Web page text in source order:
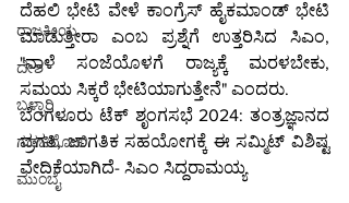
ರಾಜಕೀಯ
ದೇಶ
ಬಳ್ಳಾರಿ
ಗಡಚಿರೋಲಿ
ಮುಂಬೈ
ದೆಹಲಿ ಭೇಟಿ ವೇಳೆ ಕಾಂಗ್ರೆಸ್ ಹೈಕಮಾಂಡ್ ಭೇಟಿ
ಮಾಡುತ್ತೀರಾ ಎಂಬ ಪ್ರಶ್ನೆಗೆ ಉತ್ತರಿಸಿದ ಸಿಎಂ,
"ನಾಳೆ ಸಂಜೆಯೊಳಗೆ ರಾಜ್ಯಕ್ಕೆ ಮರಳಬೇಕು,
ಸಮಯ ಸಿಕ್ಕರೆ ಭೇಟಿಯಾಗುತ್ತೇನೆ" ಎಂದರು.
ಬೆಂಗಳೂರು ಟೆಕ್ ಶೃಂಗಸಭೆ 2024: ತಂತ್ರಜ್ಞಾನದ
ಪ್ರಗತಿ, ಜಾಗತಿಕ ಸಹಯೋಗಕ್ಕೆ ಈ ಸಮ್ಮಿಟ್ ವಿಶಿಷ್ಟ
ವೇದಿಕೆಯಾಗಿದೆ- ಸಿಎಂ ಸಿದ್ದರಾಮಯ್ಯ